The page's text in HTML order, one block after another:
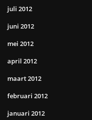
juli 2012
juni 2012
mei 2012
april 2012
maart 2012
februari 2012
januari 2012